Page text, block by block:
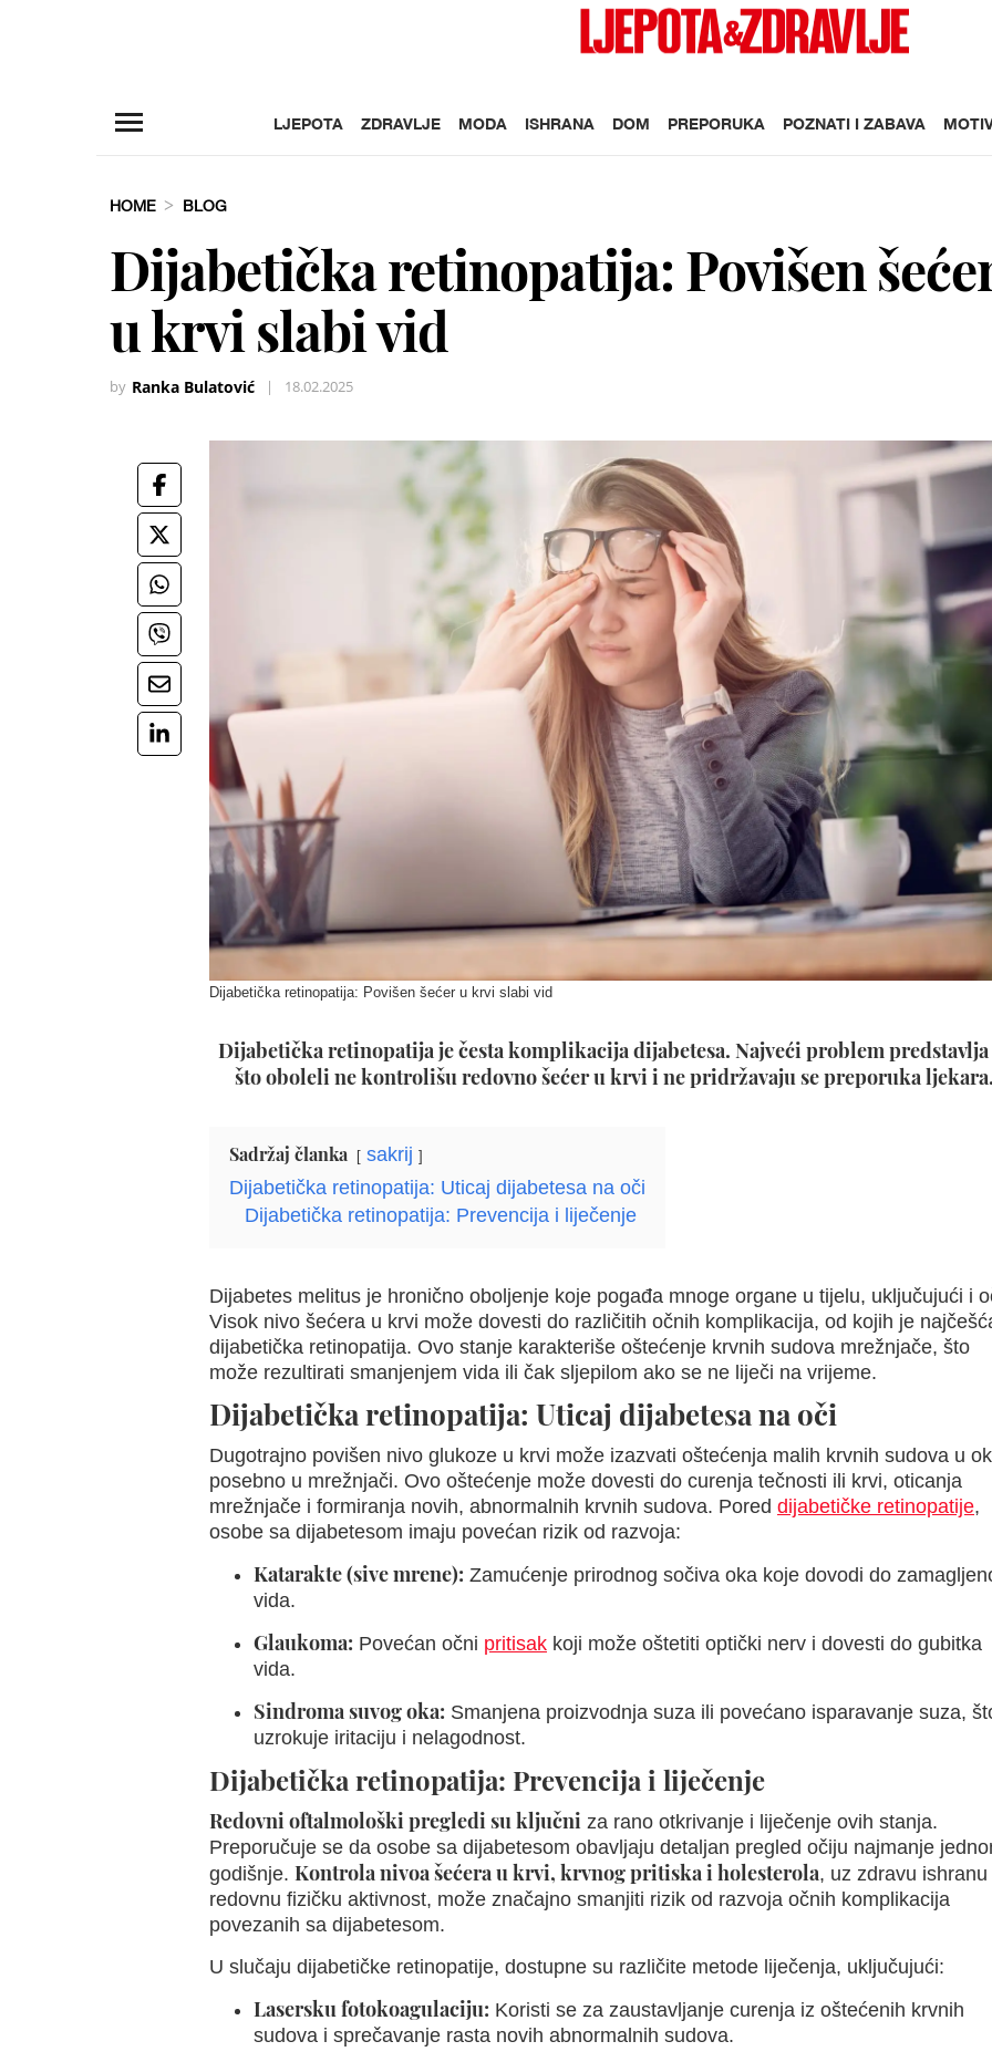
LJEPOTA ZDRAVLJE MODA ISHRANA DOM PREPORUKA POZNATI I ZABAVA
HOME BLOG
Dijabetička retinopatija: Povišen
u krvi slabi vid
by Ranka Bulatović | 18.02.2025
Dijabetička retinopatija: Povišen šećer u krvi slabi vid
Dijabetička retinopatija je česta komplikacija dijabetesa. Najveći problem
što oboleli ne kontrolišu redovno šećer u krvi i ne pridržavaju se preporuka ljekara.
Sadržaj članka
sakrij
Dijabetička retinopatija: Uticaj dijabetesa na oči
Dijabetička retinopatija: Prevencija i liječenje
Dijabetes melitus je hronično oboljenje koje pogađa mnoge organe u tijelu, uključujući i
Visok nivo šećera u krvi može dovesti do različitih očnih komplikacija, od kojih je
dijabetička retinopatija. Ovo stanje karakteriše oštećenje krvnih sudova mrežnjače, što
može rezultirati smanjenjem vida ili čak sljepilom ako se ne liječi na vrijeme.
Dijabetička retinopatija: Uticaj dijabetesa na oči
Dugotrajno povišen nivo glukoze u krvi može izazvati oštećenja malih krvnih sudova u
posebno u mrežnjači. Ovo oštećenje može dovesti do curenja tečnosti ili krvi, oticanja
mrežnjače i formiranja novih, abnormalnih krvnih sudova. Pored dijabetičke retinopatije,
osobe sa dijabetesom imaju povećan rizik od razvoja:
Katarakte (sive mrene): Zamućenje prirodnog sočiva oka koje dovodi do
vida.
Glaukoma: Povećan očni pritisak koji može oštetiti optički nerv i dovesti do gubitka
vida.
Sindroma suvog oka: Smanjena proizvodnja suza ili povećano isparavanje suza,
uzrokuje iritaciju i nelagodnost.
Dijabetička retinopatija: Prevencija i liječenje
Redovni oftalmološki pregledi su ključni za rano otkrivanje i liječenje ovih stanja.
Preporučuje se da osobe sa dijabetesom obavljaju detaljan pregled očiju najmanje
godišnje. Kontrola nivoa šećera u krvi, krvnog pritiska i holesterola, uz zdravu ishranu
redovnu fizičku aktivnost, može značajno smanjiti rizik od razvoja očnih komplikacija
povezanih sa dijabetesom.
U slučaju dijabetičke retinopatije, dostupne su različite metode liječenja, uključujući:
Lasersku fotokoagulaciju: Koristi se za zaustavljanje curenja iz oštećenih krvnih
sudova i sprečavanje rasta novih abnormalnih sudova.